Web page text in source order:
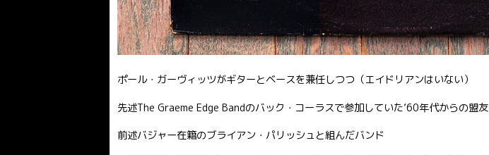
ポール・ガーヴィッツがギターとベースを兼任しつつ（エイドリアンはいない）
先述The Graeme Edge Bandのバック・コーラスで参加していた’60年代からの盟友
前述バジャー在籍のブライアン・パリッシュと組んだバンド